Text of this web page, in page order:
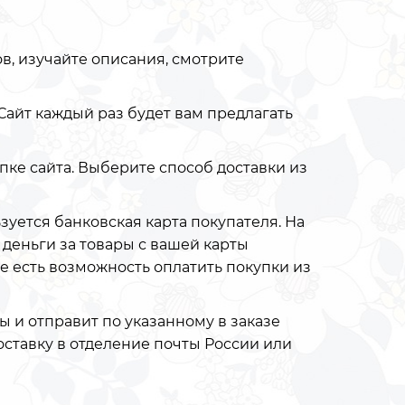
изучайте описания, смотрите
каждый раз будет вам предлагать
сайта. Выберите способ доставки из
банковская карта покупателя. На
за товары с вашей карты
есть возможность оплатить покупки из
отправит по указанному в заказе
в отделение почты России или